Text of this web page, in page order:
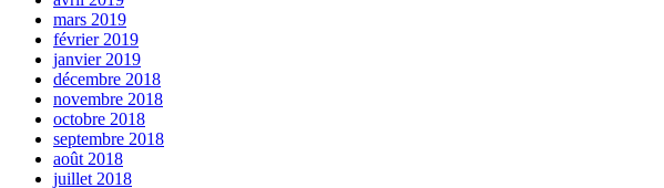
mars 2019
février 2019
janvier 2019
décembre 2018
novembre 2018
octobre 2018
septembre 2018
août 2018
juillet 2018